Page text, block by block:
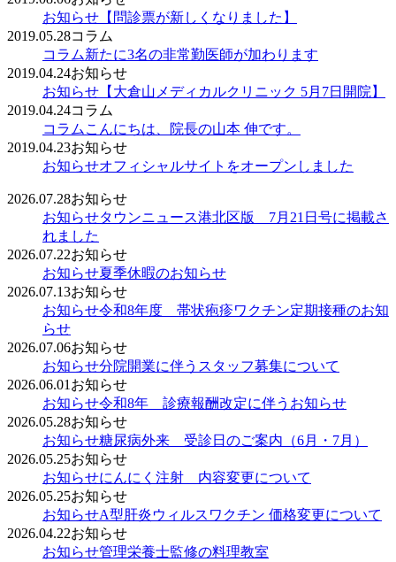
お知らせ 【問診票が新しくなりました】
2019.05.28コラム
コラム新たに3名の非常勤医師が加わります
2019.04.24お知らせ
お知らせ 【大倉山メディカルクリニック 5月7日開院】
2019.04.24コラム
コラム こんにちは、院長の山本 伸です。
2019.04.23お知らせ
お知らせオフィシャルサイトをオープンしました
2026.07.28お知らせ
お知らせタウンニュース港北区版 7月21日号に掲載さ
れました
2026.07.22お知らせ
お知らせ夏季休暇のお知らせ
2026.07.13お知らせ
お知らせ令和8年度 帯状疱疹ワクチン定期接種のお知
らせ
2026.07.06お知らせ
お知らせ分院開業に伴うスタッフ募集について
2026.06.01 お知らせ
お知らせ令和8年 診療報酬改定に伴うお知らせ
2026.05.28お知らせ
お知らせ糖尿病外来 受診日のご案内（6月・7月）
2026.05.25お知らせ
お知らせにんにく注射 内容変更について
2026.05.25お知らせ
お知らせA型肝炎ウィルスワクチン 価格変更について
2026.04.22お知らせ
お知らせ管理栄養士監修の料理教室